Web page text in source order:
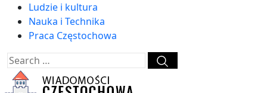
Ludzie i kultura
Nauka i Technika
Praca Częstochowa